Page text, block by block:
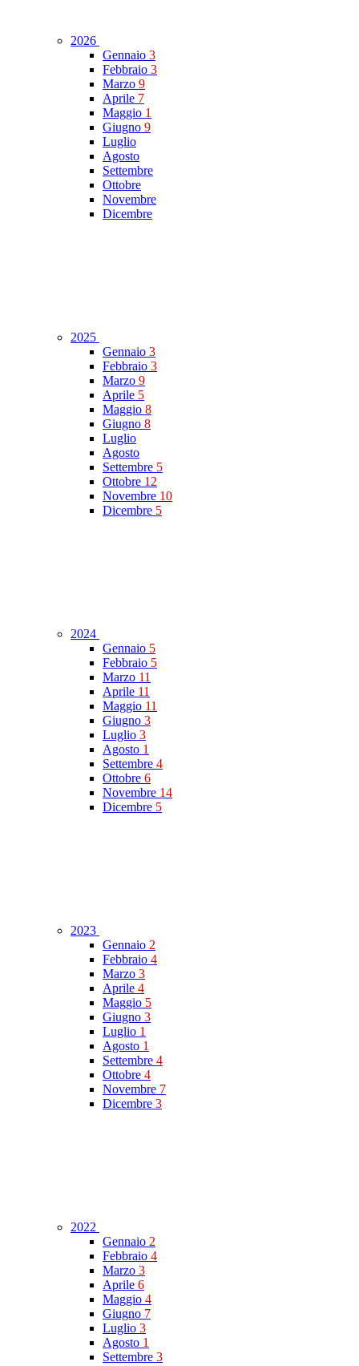
2026
Gennaio 3
Febbraio 3
Marzo 9
Aprile 7
Maggio 1
Giugno 9
Luglio
Agosto
Settembre
Ottobre
Novembre
Dicembre
2025
Gennaio 3
Febbraio 3
Marzo 9
Aprile 5
Maggio 8
Giugno 8
Luglio
Agosto
Settembre 5
Ottobre 12
Novembre 10
Dicembre 5
2024
Gennaio 5
Febbraio 5
Marzo 11
Aprile 11
Maggio 11
Giugno 3
Luglio 3
Agosto 1
Settembre 4
Ottobre 6
Novembre 14
Dicembre 5
2023
Gennaio 2
Febbraio 4
Marzo 3
Aprile 4
Maggio 5
Giugno 3
Luglio 1
Agosto 1
Settembre 4
Ottobre 4
Novembre 7
Dicembre 3
2022
Gennaio 2
Febbraio 4
Marzo 3
Aprile 6
Maggio 4
Giugno 7
Luglio 3
Agosto 1
Settembre 3